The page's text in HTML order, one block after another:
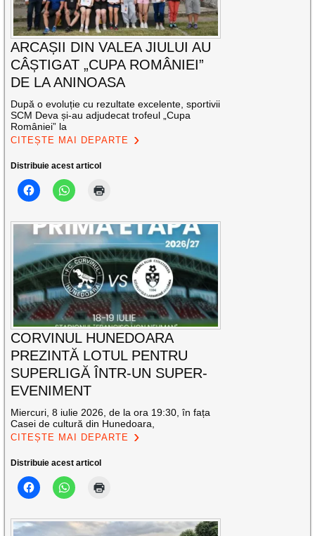
ARCAȘII DIN VALEA JIULUI AU
CÂȘTIGAT „CUPA ROMÂNIEI”
DE LA ANINOASA
După o evoluție cu rezultate excelente, sportivii
SCM Deva și-au adjudecat trofeul „Cupa
României” la
CITEȘTE MAI DEPARTE
Distribuie acest articol
CORVINUL HUNEDOARA
PREZINTĂ LOTUL PENTRU
SUPERLIGĂ ÎNTR-UN SUPER-
EVENIMENT
Miercuri, 8 iulie 2026, de la ora 19:30, în fața
Casei de cultură din Hunedoara,
CITEȘTE MAI DEPARTE
Distribuie acest articol